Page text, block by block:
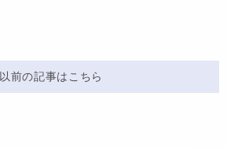
以前の記事はこちら